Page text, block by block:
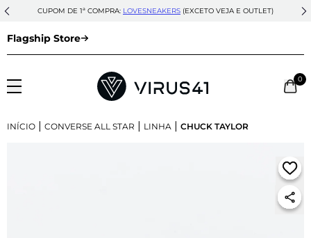
CUPOM DE 1ª COMPRA: LOVESNEAKERS (EXCETO VEJA E OUTLET)
Flagship Store
0
INÍCIO | CONVERSE ALL STAR | LINHA | CHUCK TAYLOR